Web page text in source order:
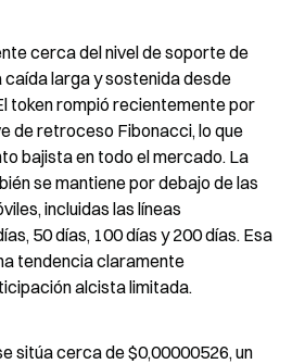
cerca del nivel de soporte de
larga y sostenida desde
token rompió recientemente por
de retroceso Fibonacci, lo que
bajista en todo el mercado. La
se mantiene por debajo de las
incluidas las líneas
50 días, 100 días y 200 días. Esa
tendencia claramente
alcista limitada.
sitúa cerca de $0,00000526, un